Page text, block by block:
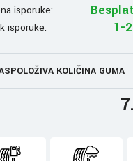
isporuke:
isporuke: 1-
KOLIČINA GUMA